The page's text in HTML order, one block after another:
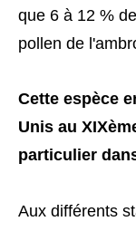
que 6 à 12 %
pollen de
Cette espèce
Unis au
particulier
Aux différents